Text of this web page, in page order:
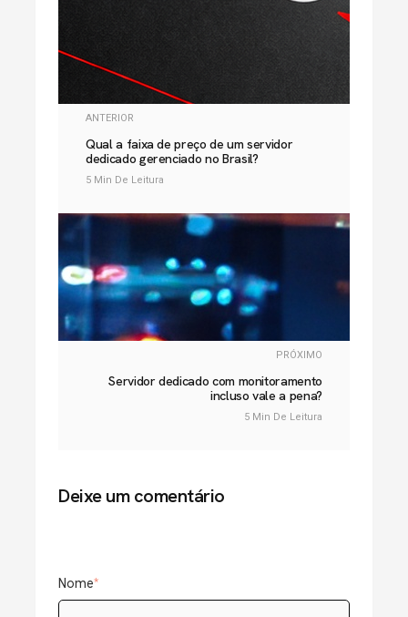
ANTERIOR
Qual a faixa de preço de um servidor
dedicado gerenciado no Brasil?
5 Min De Leitura
PRÓXIMO
Servidor dedicado com monitoramento
incluso vale a pena?
5 Min De Leitura
Deixe um comentário
Nome*